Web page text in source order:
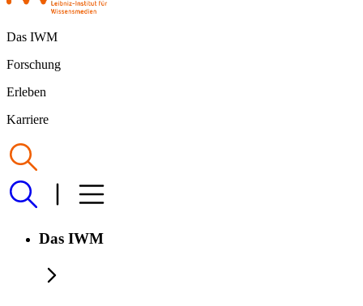
Das IWM
Forschung
Erleben
Karriere
Das IWM